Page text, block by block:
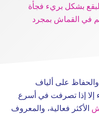
بشكل بريء فجأة
في القماش بمجرد
والحفاظ على ألياف
إلا إذا تصرفت في أسرع
الأكثر فعالية، والمعروف